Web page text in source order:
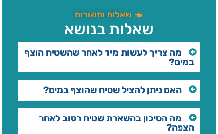
שאלות ותשובות
שאלות בנושא
מה צריך לעשות מיד לאחר שהשטיח הוצף
במים?
האם ניתן להציל שטיח שהוצף במים?
מה הסיכון בהשארת שטיח רטוב לאחר
הצפה?